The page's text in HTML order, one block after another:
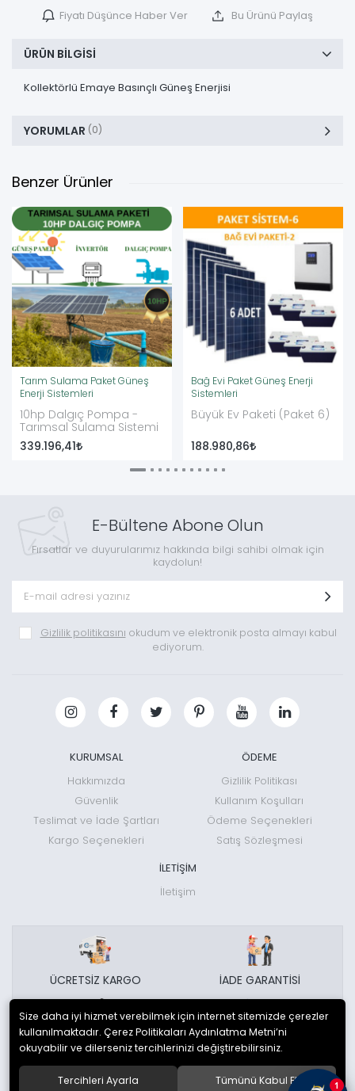
1
Fiyatı Düşünce Haber Ver Bu Ürünü Paylaş
ÜRÜN BILGISI
Kollektörlü Emaye Basınçlı Güneş Enerjisi
YORUMLAR (0)
Benzer Ürünler
Tarım Sulama Paket Güneş
Enerji Sistemleri
10hp Dalgıç Pompa -
Tarımsal Sulama Sistemi
339.196,41
Bağ Evi Paket Güneş Enerji
Sistemleri
Büyük Ev Paketi (Paket 6)
188.980,86
E-Bültene Abone Olun
Fırsatlar ve duyurularımız hakkında bilgi sahibi olmak için
kaydolun!
Gizlilik politikasını okudum ve elektronik posta almayı kabul
ediyorum.
KURUMSAL
Hakkımızda
Güvenlik
Teslimat ve İade Şartları
Kargo Seçenekleri
ÖDEME
Gizlilik Politikası
Kullanım Koşulları
Ödeme Seçenekleri
Satış Sözleşmesi
İLETİŞİM
İletişim
ÜCRETSİZ KARGO İADE GARANTİSİ
GÜVENLİ ALIŞVERİŞ MÜŞTERİ HİZMETLERİ
Size daha iyi hizmet verebilmek için internet sitemizde çerezler
kullanılmaktadır. Çerez Politikaları Aydınlatma Metni’ni
okuyabilir ve dilerseniz tercihlerinizi değiştirebilirsiniz.
Tercihleri Ayarla Tümünü Kabul Et